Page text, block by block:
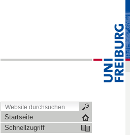
Startseite
Schnellzugriff